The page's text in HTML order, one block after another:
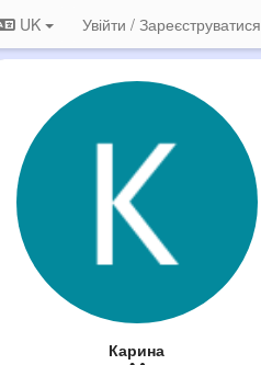
UK Увійти / Зареєструватися
Карина